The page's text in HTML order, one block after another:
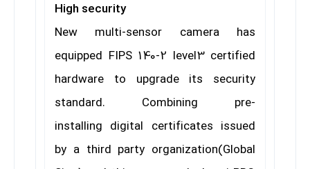
High security
New multi-sensor camera has
equipped FIPS 140-2 level3 certified
hardware to upgrade its security
standard. Combining pre-
installing digital certificates issued
by a third party organization(Global